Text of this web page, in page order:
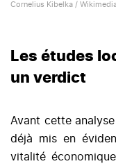
Cornelius Kibelka /
Les études
un verdict
Avant cette
déjà mis en
vitalité